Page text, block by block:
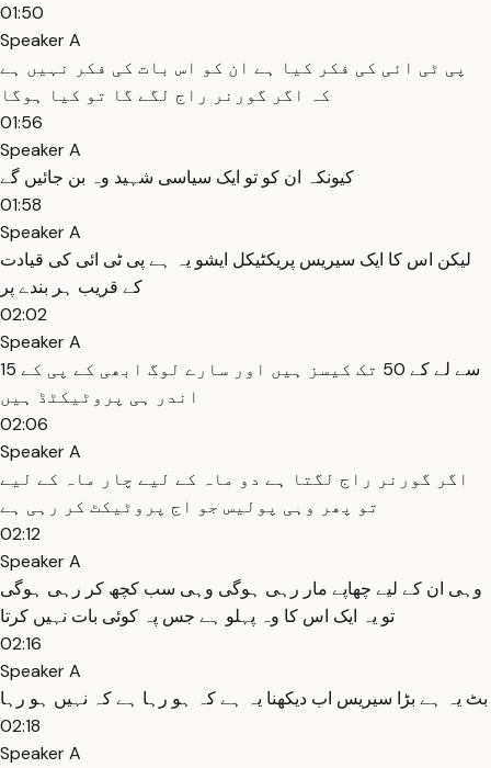
01:50
Speaker A
پی ٹی ائی کی فکر کیا ہے ان کو اس بات کی فکر نہیں ہے
کہ اگر گورنر راج لگے گا تو کیا ہوگا
01:56
Speaker A
کیونکہ ان کو تو ایک سیاسی شہید وہ بن جائیں گے
01:58
Speaker A
لیکن اس کا ایک سیریس پریکٹیکل ایشو یہ ہے پی ٹی ائی کی قیادت
کے قریب ہر بندے پر
02:02
Speaker A
15 سے لے کے 50 تک کیسز ہیں اور سارے لوگ ابھی کے پی کے
اندر ہی پروٹیکٹڈ ہیں
02:06
Speaker A
اگر گورنر راج لگتا ہے دو ماہ کے لیے چار ماہ کے لیے
تو پھر وہی پولیس جو اج پروٹیکٹ کر رہی ہے
02:12
Speaker A
وہی ان کے لیے چھاپے مار رہی ہوگی وہی سب کچھ کر رہی ہوگی
تو یہ ایک اس کا وہ پہلو ہے جس پہ کوئی بات نہیں کرتا
02:16
Speaker A
بٹ یہ ہے بڑا سیریس اب دیکھنا یہ ہے کہ ہو رہا ہے کہ نہیں ہو رہا
02:18
Speaker A